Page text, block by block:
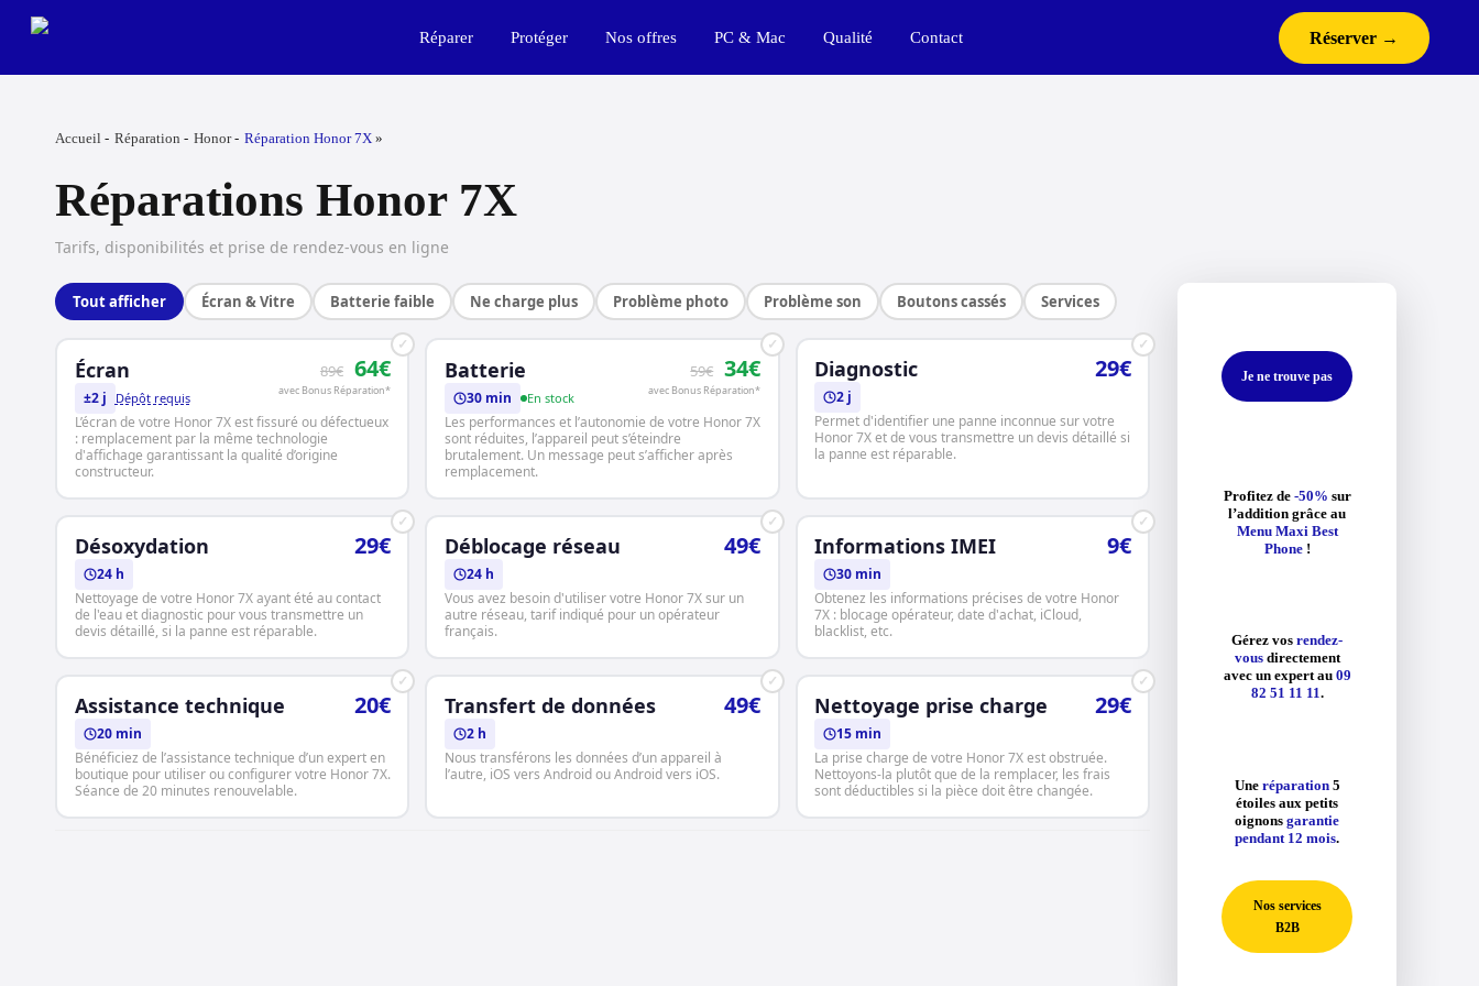
Réparer Protéger Nos offres PC & Mac Qualité Contact Réserver →
Accueil Réparation Honor Réparation Honor 7X
Réparations Honor 7X
Tarifs, disponibilités et prise de rendez-vous en ligne
Tout afficher Écran & Vitre Batterie faible Ne charge plus Problème photo Problème son Boutons cassés Services
✓
Écran 89€ 64€
avec Bonus Réparation*
±2 j Dépôt requis
L’écran de votre Honor 7X est fissuré ou défectueux
: remplacement par la même technologie
d'affichage garantissant la qualité d’origine
constructeur.
✓
Batterie 59€ 34€
avec Bonus Réparation*
30 min En stock
Les performances et l’autonomie de votre Honor 7X
sont réduites, l’appareil peut s’éteindre
brutalement. Un message peut s’afficher après
remplacement.
✓
Diagnostic 29€
2 j
Permet d'identifier une panne inconnue sur votre
Honor 7X et de vous transmettre un devis détaillé si
la panne est réparable.
✓
Désoxydation 29€
24 h
Nettoyage de votre Honor 7X ayant été au contact
de l'eau et diagnostic pour vous transmettre un
devis détaillé, si la panne est réparable.
✓
Déblocage réseau 49€
24 h
Vous avez besoin d'utiliser votre Honor 7X sur un
autre réseau, tarif indiqué pour un opérateur
français.
✓
Informations IMEI 9€
30 min
Obtenez les informations précises de votre Honor
7X : blocage opérateur, date d'achat, iCloud,
blacklist, etc.
✓
Assistance technique 20€
20 min
Bénéficiez de l’assistance technique d’un expert en
boutique pour utiliser ou configurer votre Honor 7X.
Séance de 20 minutes renouvelable.
✓
Transfert de données 49€
2 h
Nous transférons les données d’un appareil à
l’autre, iOS vers Android ou Android vers iOS.
✓
Nettoyage prise charge 29€
15 min
La prise charge de votre Honor 7X est obstruée.
Nettoyons-la plutôt que de la remplacer, les frais
sont déductibles si la pièce doit être changée.
Je ne trouve pas
Profitez de -50% sur
l’addition grâce au
Menu Maxi Best
Phone!
Gérez vosrendez-
vousdirectement
avec un expert au 09
82 51 11 11.
Une réparation5
étoiles aux petits
oignonsgarantie
pendant 12 mois.
Nos services
B2B